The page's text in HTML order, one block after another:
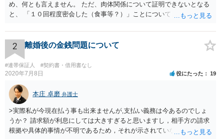
め、何とも言えません。 ただ、肉体関係について証明できないとなる
と、 「１０回程度密会した（食事等？）」ことについて、そこまで多
履歴等を持参して、詳しい事情を伝えての面談相談をお勧めします。
2 離婚後の金銭問題について
#連帯保証人 #契約書・借用書なし
2020年7月8日 役にたった 19
本庄 卓磨 弁護士
>実際私が今現在払う事も出来ませんが,支払い義務は今あるのでしょ
うか？ 請求額が利息にしては大きすぎると思いますし，相手方の請求
根拠や具体的事情が不明であるため，それが示されていない現段階で